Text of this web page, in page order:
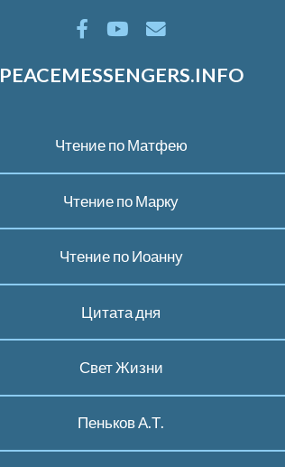
PEACEMESSENGERS.INFO
Чтение по Матфею
Чтение по Марку
Чтение по Иоанну
Цитата дня
Свет Жизни
Пеньков А.Т.